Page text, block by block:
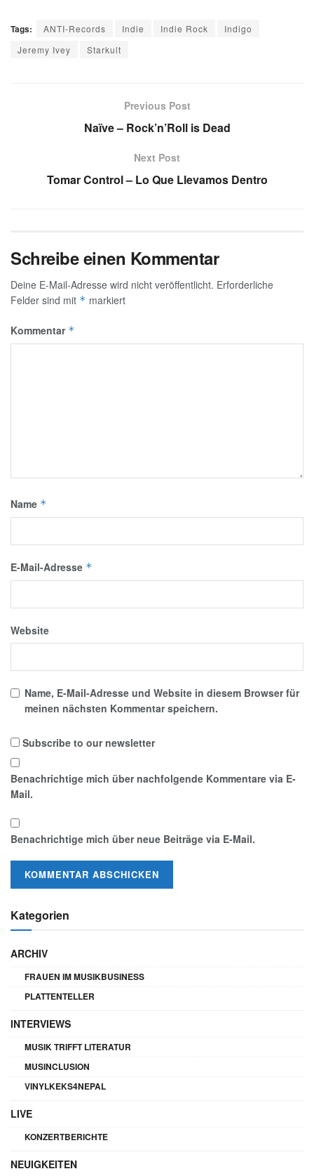
Tags: ANTI-Records Indie Indie Rock
Indigo
Jeremy Ivey
Starkult
Previous Post
Naïve – Rock’n’Roll is Dead
Next Post
Tomar Control – Lo Que Llevamos Dentro
Schreibe einen Kommentar
Deine E-Mail-Adresse wird nicht veröffentlicht. Erforderliche
Felder sind mit * markiert
Kommentar *
Name *
E-Mail-Adresse *
Website
Name, E-Mail-Adresse und Website in diesem Browser für
meinen nächsten Kommentar speichern.
Subscribe to our newsletter
Benachrichtige mich über nachfolgende Kommentare via E-
Mail.
Benachrichtige mich über neue Beiträge via E-Mail.
Kategorien
ARCHIV
FRAUEN IM MUSIKBUSINESS
PLATTENTELLER
INTERVIEWS
MUSIK TRIFFT LITERATUR
MUSINCLUSION
VINYLKEKS4NEPAL
LIVE
KONZERTBERICHTE
NEUIGKEITEN